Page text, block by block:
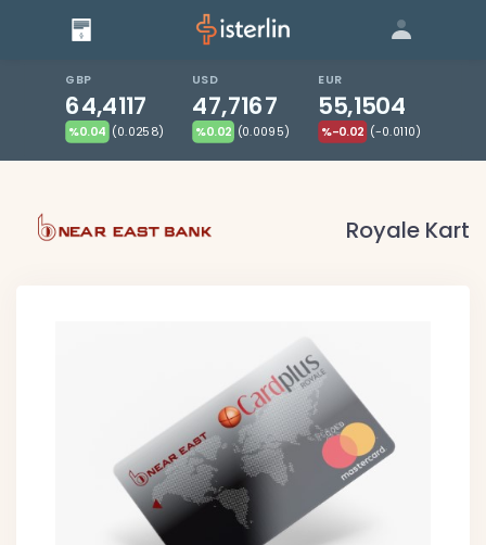
| Blog | Giriş
GBP
64,4117
%0.04 (0.0258)
USD
47,7167
%0.02 (0.0095)
EUR
55,1504
%-0.02 (-0.0110)
Royale Kart